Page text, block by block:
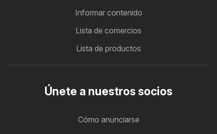
Informar contenido
Lista de comercios
Lista de productos
Únete a nuestros socios
Cómo anunciarse